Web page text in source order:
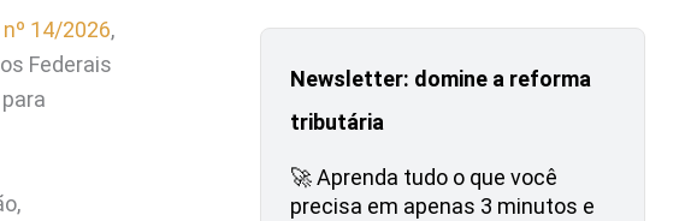
14/2026,
Federais
Newsletter: domine a reforma
tributária
🚀 Aprenda tudo o que você
precisa em apenas 3 minutos e